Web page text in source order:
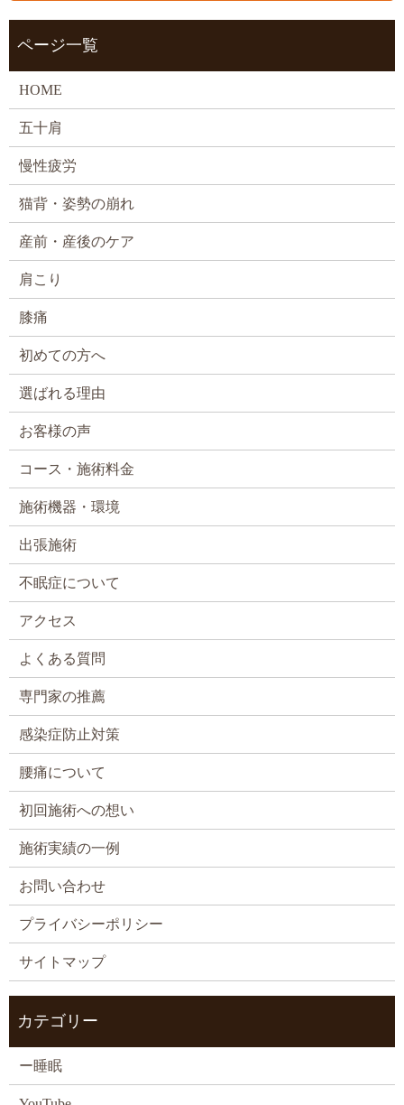
ページ一覧
HOME
五十肩
慢性疲労
猫背・姿勢の崩れ
産前・産後のケア
肩こり
膝痛
初めての方へ
選ばれる理由
お客様の声
コース・施術料金
施術機器・環境
出張施術
不眠症について
アクセス
よくある質問
専門家の推薦
感染症防止対策
腰痛について
初回施術への想い
施術実績の一例
お問い合わせ
プライバシーポリシー
サイトマップ
カテゴリー
ー睡眠